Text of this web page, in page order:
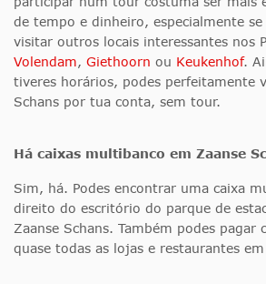
de tempo e dinheiro, especialmente
visitar outros locais interessantes nos
Volendam, Giethoorn ou Keukenhof.
tiveres horários, podes perfeitamente
Schans por tua conta, sem tour.
Há caixas multibanco em Zaanse
Sim, há. Podes encontrar uma caixa
direito do escritório do parque de
Zaanse Schans. Também podes pagar
quase todas as lojas e restaurantes